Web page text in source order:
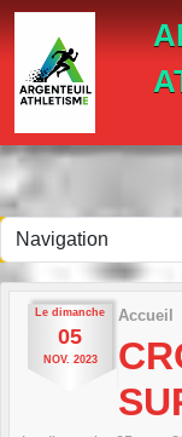
Le dimanche
05
NOV. 2023
Accueil
Panneau de gestion